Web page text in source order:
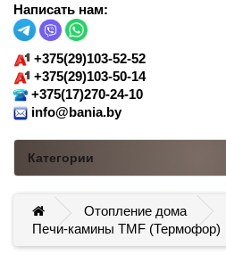
Написать нам:
+375(29)103-52-52
+375(29)103-50-14
+375(17)270-24-10
info@bania.by
Категории
Отопление дома
Печи-камины TMF (Термофор)